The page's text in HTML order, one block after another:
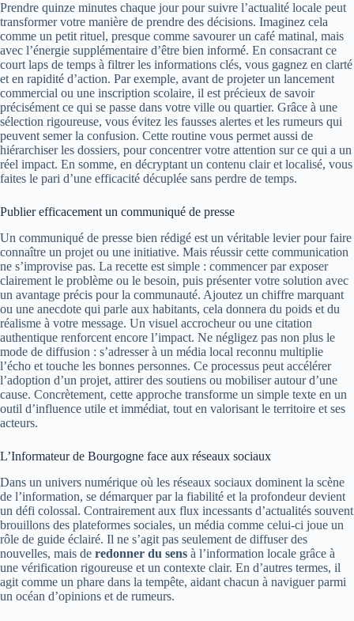
Prendre quinze minutes chaque jour pour suivre l’actualité locale peut
transformer votre manière de prendre des décisions. Imaginez cela
comme un petit rituel, presque comme savourer un café matinal, mais
avec l’énergie supplémentaire d’être bien informé. En consacrant ce
court laps de temps à filtrer les informations clés, vous gagnez en clarté
et en rapidité d’action. Par exemple, avant de projeter un lancement
commercial ou une inscription scolaire, il est précieux de savoir
précisément ce qui se passe dans votre ville ou quartier. Grâce à une
sélection rigoureuse, vous évitez les fausses alertes et les rumeurs qui
peuvent semer la confusion. Cette routine vous permet aussi de
hiérarchiser les dossiers, pour concentrer votre attention sur ce qui a un
réel impact. En somme, en décryptant un contenu clair et localisé, vous
faites le pari d’une efficacité décuplée sans perdre de temps.
Publier efficacement un communiqué de presse
Un communiqué de presse bien rédigé est un véritable levier pour faire
connaître un projet ou une initiative. Mais réussir cette communication
ne s’improvise pas. La recette est simple : commencer par exposer
clairement le problème ou le besoin, puis présenter votre solution avec
un avantage précis pour la communauté. Ajoutez un chiffre marquant
ou une anecdote qui parle aux habitants, cela donnera du poids et du
réalisme à votre message. Un visuel accrocheur ou une citation
authentique renforcent encore l’impact. Ne négligez pas non plus le
mode de diffusion : s’adresser à un média local reconnu multiplie
l’écho et touche les bonnes personnes. Ce processus peut accélérer
l’adoption d’un projet, attirer des soutiens ou mobiliser autour d’une
cause. Concrètement, cette approche transforme un simple texte en un
outil d’influence utile et immédiat, tout en valorisant le territoire et ses
acteurs.
L’Informateur de Bourgogne face aux réseaux sociaux
Dans un univers numérique où les réseaux sociaux dominent la scène
de l’information, se démarquer par la fiabilité et la profondeur devient
un défi colossal. Contrairement aux flux incessants d’actualités souvent
brouillons des plateformes sociales, un média comme celui-ci joue un
rôle de guide éclairé. Il ne s’agit pas seulement de diffuser des
nouvelles, mais de redonner du sens à l’information locale grâce à
une vérification rigoureuse et un contexte clair. En d’autres termes, il
agit comme un phare dans la tempête, aidant chacun à naviguer parmi
un océan d’opinions et de rumeurs.